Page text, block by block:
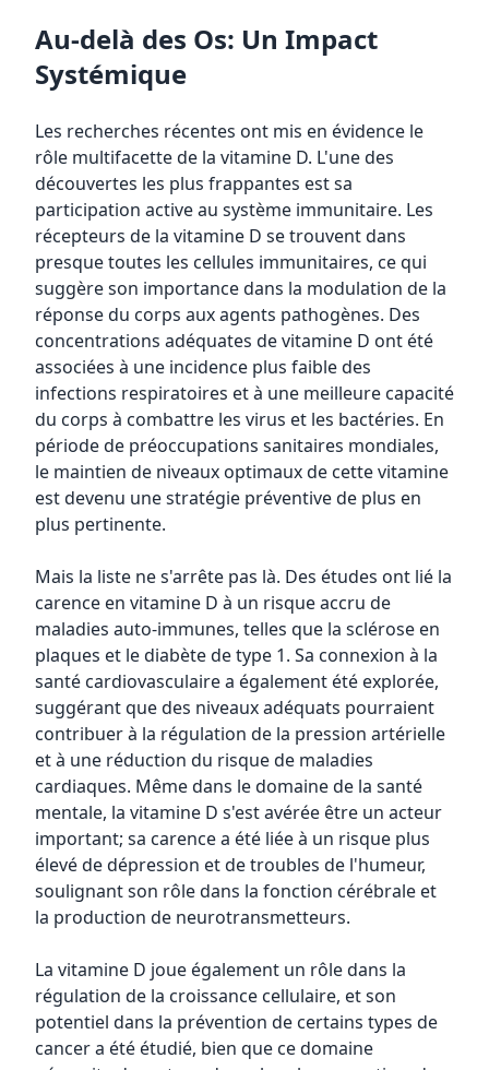
Au-delà des Os: Un Impact
Systémique
Les recherches récentes ont mis en évidence le
rôle multifacette de la vitamine D. L'une des
découvertes les plus frappantes est sa
participation active au système immunitaire. Les
récepteurs de la vitamine D se trouvent dans
presque toutes les cellules immunitaires, ce qui
suggère son importance dans la modulation de la
réponse du corps aux agents pathogènes. Des
concentrations adéquates de vitamine D ont été
associées à une incidence plus faible des
infections respiratoires et à une meilleure capacité
du corps à combattre les virus et les bactéries. En
période de préoccupations sanitaires mondiales,
le maintien de niveaux optimaux de cette vitamine
est devenu une stratégie préventive de plus en
plus pertinente.
Mais la liste ne s'arrête pas là. Des études ont lié la
carence en vitamine D à un risque accru de
maladies auto-immunes, telles que la sclérose en
plaques et le diabète de type 1. Sa connexion à la
santé cardiovasculaire a également été explorée,
suggérant que des niveaux adéquats pourraient
contribuer à la régulation de la pression artérielle
et à une réduction du risque de maladies
cardiaques. Même dans le domaine de la santé
mentale, la vitamine D s'est avérée être un acteur
important; sa carence a été liée à un risque plus
élevé de dépression et de troubles de l'humeur,
soulignant son rôle dans la fonction cérébrale et
la production de neurotransmetteurs.
La vitamine D joue également un rôle dans la
régulation de la croissance cellulaire, et son
potentiel dans la prévention de certains types de
cancer a été étudié, bien que ce domaine